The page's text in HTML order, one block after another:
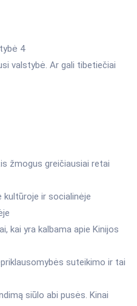
4
valstybė. Ar gali tibetiečiai
žmogus greičiausiai retai
kultūroje ir socialinėje
kai yra kalbama apie Kinijos
suteikimo ir tai
siūlo abi pusės. Kinai